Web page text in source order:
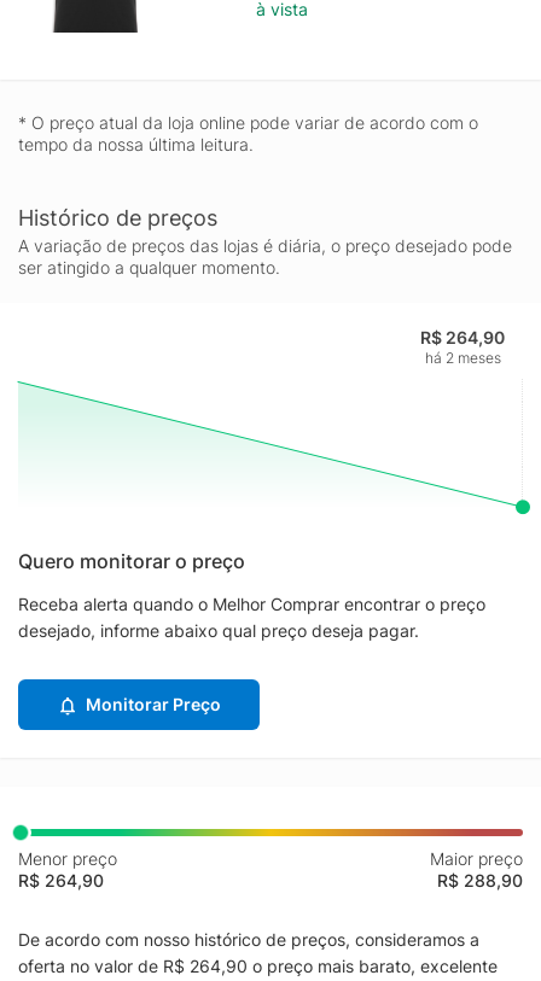
à vista
* O preço atual da loja online pode variar de acordo com o
tempo da nossa última leitura.
Histórico de preços
A variação de preços das lojas é diária, o preço desejado pode
ser atingido a qualquer momento.
R$ 264,90
há 2 meses
Quero monitorar o preço
Receba alerta quando o Melhor Comprar encontrar o preço
desejado, informe abaixo qual preço deseja pagar.
Monitorar Preço
Menor preço
R$ 264,90
Maior preço
R$ 288,90
De acordo com nosso histórico de preços, consideramos a
oferta no valor de R$ 264,90 o preço mais barato, excelente